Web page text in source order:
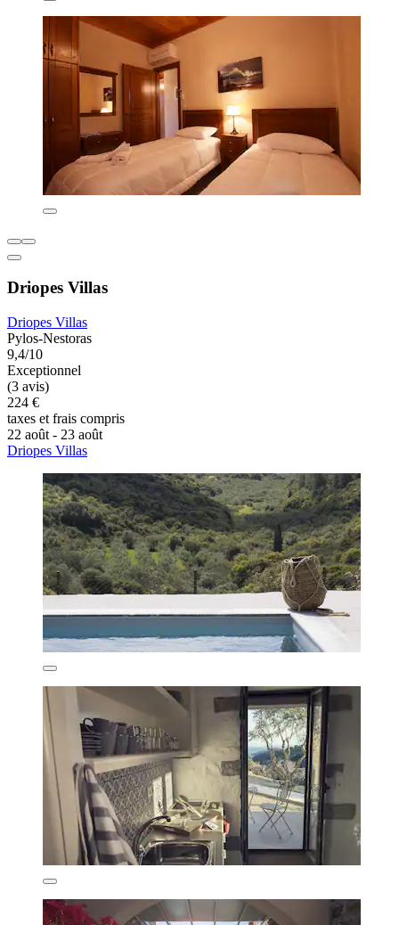
Driopes Villas
Driopes Villas
Pylos-Nestoras
9,4/10
Exceptionnel
(3 avis)
224 €
taxes et frais compris
22 août - 23 août
Driopes Villas